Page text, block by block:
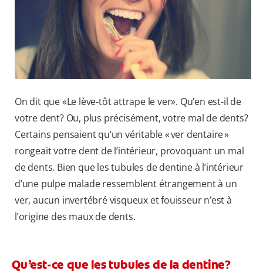
On dit que «Le lève-tôt attrape le ver». Qu’en est-il de
votre dent? Ou, plus précisément, votre mal de dents?
Certains pensaient qu’un véritable « ver dentaire »
rongeait votre dent de l’intérieur, provoquant un mal
de dents. Bien que les tubules de dentine à l’intérieur
d’une pulpe malade ressemblent étrangement à un
ver, aucun invertébré visqueux et fouisseur n’est à
l’origine des maux de dents.
Qu’est-ce que les tubules de la dentine?